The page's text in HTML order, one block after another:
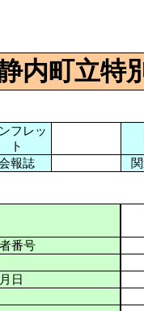
内町立特
フレッ
ト
報誌
番号
日